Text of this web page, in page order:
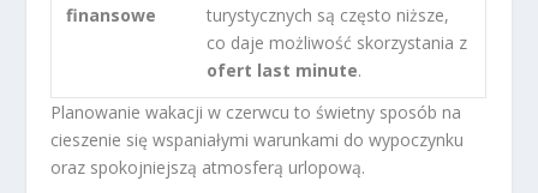
finansowe
turystycznych są często niższe,
co daje możliwość skorzystania z
ofert last minute.
Planowanie wakacji w czerwcu to świetny sposób na
cieszenie się wspaniałymi warunkami do wypoczynku
oraz spokojniejszą atmosferą urlopową.